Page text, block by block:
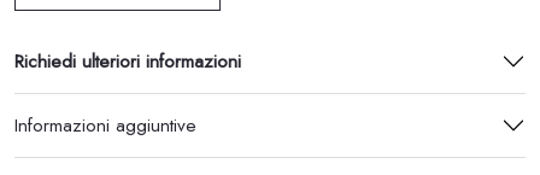
Richiedi ulteriori informazioni
Informazioni aggiuntive